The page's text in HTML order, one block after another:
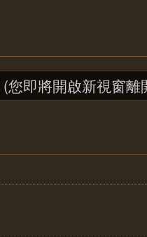
(您即將開啟新視窗離